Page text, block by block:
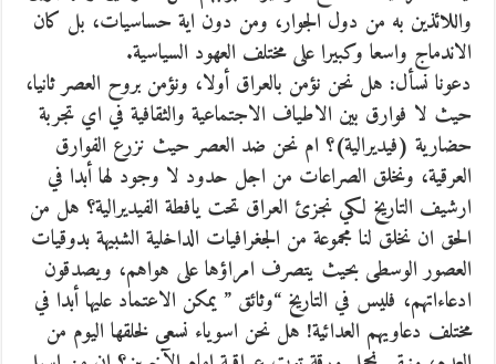
واللائذين به من دول الجوار، ومن دون اية حساسيات، بل كان
الاندماج واسعا وكبيرا على مختلف العهود السياسية.
دعونا نسأل: هل نحن نؤمن بالعراق أولا، ونؤمن بروح العصر ثانيا،
حيث لا فوارق بين الاطياف الاجتماعية والثقافية في اي تجربة
حضارية (فيديرالية)؟ ام نحن ضد العصر حيث نزرع الفوارق
العرقية، ونخلق الصراعات من اجل حدود لا وجود لها أبدا في
ارشيف التاريخ لكي نجزئ العراق تحت يافطة الفيديرالية؟ هل من
الحق ان نخلق لنا مجموعة من الجغرافيات الداخلية الشبيهة بدوقيات
العصور الوسطى بحيث يتصرف امراؤها على هواهم، ويصدقون
ادعاءاتهم، فليس في التاريخ “وثائق ” يمكن الاعتماد عليها أبدا في
مختلف دعاويهم العدائية! هل نحن اسوياء نسعى لخلقها اليوم من